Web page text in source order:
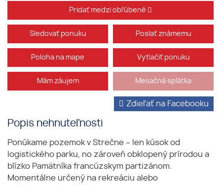
Pridať medzi obľúbené
Sledovať ponuku Poslať známemu
Poloha na mape Vytlačiť ponuku
Mám záujem Mesačná splátka
Popis nehnuteľnosti
Zdieľať na Facebooku
Ponúkame pozemok v Strečne – len kúsok od
logistického parku, no zároveň obklopený prírodou a
blízko Pamätníka francúzskym partizánom.
Momentálne určený na rekreáciu alebo